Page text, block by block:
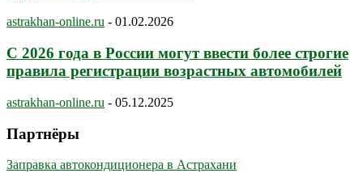
astrakhan-online.ru - 01.02.2026
С 2026 года в России могут ввести более строгие
правила регистрации возрастных автомобилей
astrakhan-online.ru - 05.12.2025
Партнёры
Заправка автокондиционера в Астрахани